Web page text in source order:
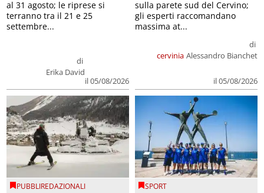
di
Erika David
il 05/08/2026
al 31 agosto; le riprese si
terranno tra il 21 e 25
settembre...
cervinia
di
Alessandro Bianchet
il 05/08/2026
sulla parete sud del Cervino;
gli esperti raccomandano
massima at...
PUBBLIREDAZIONALI SPORT